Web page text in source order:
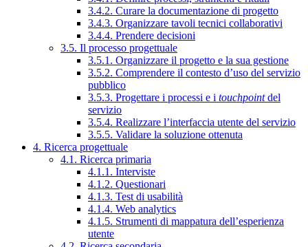
3.4.2. Curare la documentazione di progetto
3.4.3. Organizzare tavoli tecnici collaborativi
3.4.4. Prendere decisioni
3.5. Il processo progettuale
3.5.1. Organizzare il progetto e la sua gestione
3.5.2. Comprendere il contesto d’uso del servizio
pubblico
3.5.3. Progettare i processi e i touchpointdel
servizio
3.5.4. Realizzare l’interfaccia utente del servizio
3.5.5. Validare la soluzione ottenuta
4. Ricerca progettuale
4.1. Ricerca primaria
4.1.1. Interviste
4.1.2. Questionari
4.1.3. Test di usabilità
4.1.4. Web analytics
4.1.5. Strumenti di mappatura dell’esperienza
utente